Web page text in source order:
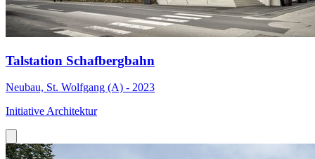
Talstation Schafbergbahn
Neubau, St. Wolfgang (A) - 2023
Initiative Architektur